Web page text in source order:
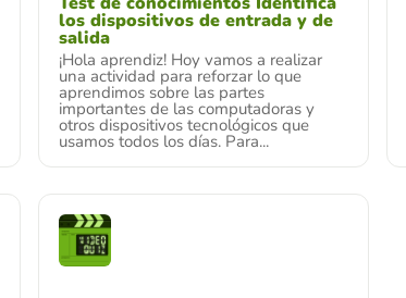
los dispositivos de entrada y de
salida
¡Hola aprendiz! Hoy vamos a realizar
una actividad para reforzar lo que
aprendimos sobre las partes
importantes de las computadoras y
otros dispositivos tecnológicos que
usamos todos los días. Para...